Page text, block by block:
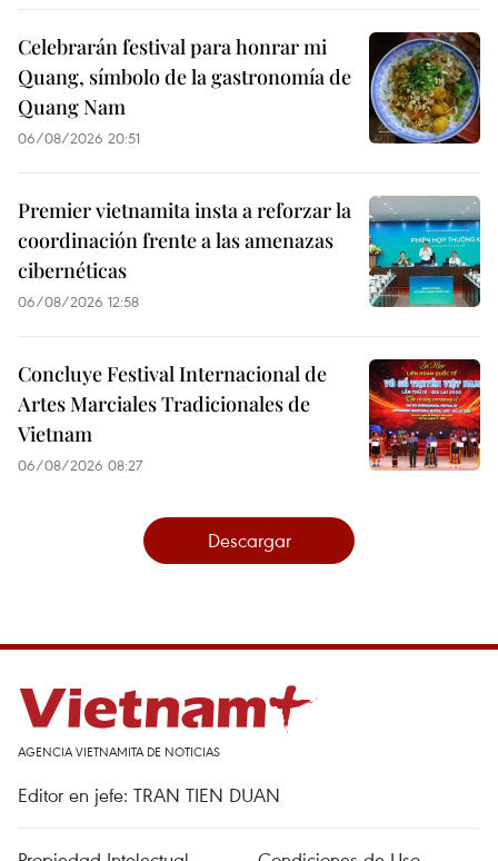
Celebrarán festival para honrar mi
Quang, símbolo de la gastronomía de
Quang Nam
06/08/2026 20:51
Premier vietnamita insta a reforzar la
coordinación frente a las amenazas
cibernéticas
06/08/2026 12:58
Concluye Festival Internacional de
Artes Marciales Tradicionales de
Vietnam
06/08/2026 08:27
Descargar
AGENCIA VIETNAMITA DE NOTICIAS
Editor en jefe: TRAN TIEN DUAN